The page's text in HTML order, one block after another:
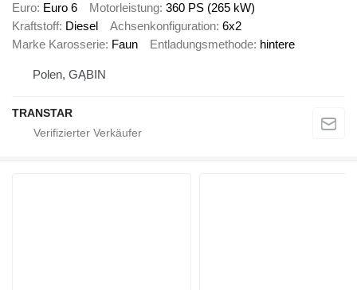
Euro Euro 6 Motorleistung 360 PS (265 kW)
Kraftstoff Diesel Achsenkonfiguration 6x2
Marke Karosserie Faun Entladungsmethode hintere
Polen, GĄBIN
TRANSTAR